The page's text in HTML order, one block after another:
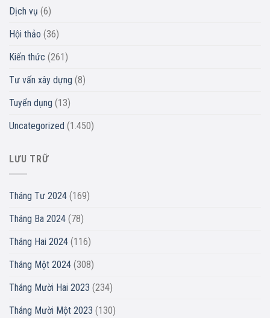
Dịch vụ (6)
Hội thảo (36)
Kiến thức (261)
Tư vấn xây dựng (8)
Tuyển dụng (13)
Uncategorized (1.450)
LƯU TRỮ
Tháng Tư 2024 (169)
Tháng Ba 2024 (78)
Tháng Hai 2024 (116)
Tháng Một 2024 (308)
Tháng Mười Hai 2023 (234)
Tháng Mười Một 2023 (130)